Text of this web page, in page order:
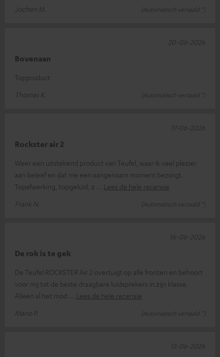
Jochen M.
(Automatisch vertaald *)
Bovenaan
Topproduct
Thomas K.
(Automatisch vertaald *)
20-06-2026
Rockster air 2
Weer een uitstekend product van Teufel, waar ik veel plezier
aan beleef en dat me een aangenaam moment bezorgt.
Topafwerking, topgeluid, z
Lees de hele recensie
Frank N.
(Automatisch vertaald *)
17-06-2026
De rok is te gek
De Teufel ROCKSTER Air 2 overtuigt op alle fronten en behoort
voor mij tot de beste draagbare luidsprekers in zijn klasse.
Alleen al het mod
Lees de hele recensie
Mario P.
(Automatisch vertaald *)
16-06-2026
13-06-2026